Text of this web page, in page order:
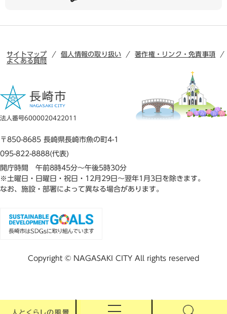
サイトマップ 個人情報の取り扱い
著作権・リンク・免責事項
よくある質問
法人番号6000020422011
〒850-8685 長崎県長崎市魚の町4-1
095-822-8888(代表)
開庁時間 午前8時45分～午後5時30分
※土曜日・日曜日・祝日・12月29日～翌年1月3日を除きます。
なお、施設・部署によって異なる場合があります。
Copyright © NAGASAKI CITY All rights reserved